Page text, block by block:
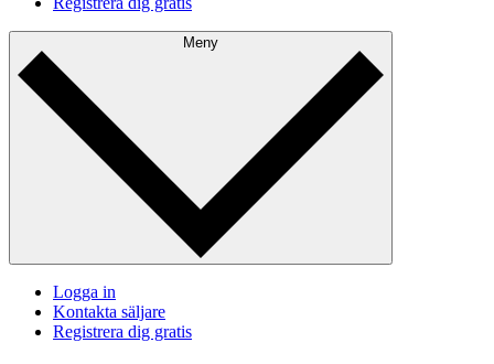
Meny
Logga in
Kontakta säljare
Registrera dig gratis